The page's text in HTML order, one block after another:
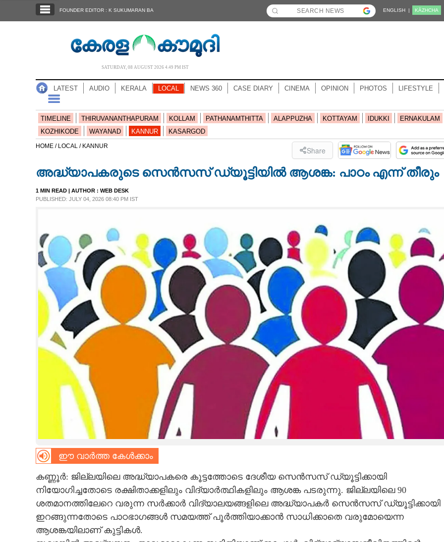
NOTIFIED NEWS
NEWS 360
CASE DIARY
SPIRITUAL
CARTOONS
LITERATURE
FOUNDER EDITOR : K SUKUMARAN BA ENGLISH | KĀZHCHA
SATURDAY, 08 AUGUST 2026 4.49 PM IST
LATEST AUDIO KERALA LOCAL NEWS 360 CASE DIARY CINEMA OPINION PHOTOS LIFESTYLE
TIMELINE THIRUVANANTHAPURAM KOLLAM PATHANAMTHITTA ALAPPUZHA KOTTAYAM IDUKKI
ERNAKULAM
KOZHIKODE
WAYANAD KANNUR KASARGOD
HOME / LOCAL / KANNUR Share
അദ്ധ്യാപകരുടെ സെൻസസ് ഡ്യൂട്ടിയിൽ ആശങ്ക: പാഠം എന്ന് തീരും
1 MIN READ | AUTHOR : WEB DESK
PUBLISHED: JULY 04, 2026 08:40 PM IST
ഈ വാർത്ത കേൾക്കാം
കണ്ണൂർ: ജില്ലയിലെ അദ്ധ്യാപകരെ കൂട്ടത്തോടെ ദേശീയ സെൻസസ് ഡ്യൂട്ടിക്കായി
നിയോഗിച്ചതോടെ രക്ഷിതാക്കളിലും വിദ്യാർത്ഥികളിലും ആശങ്ക പടരുന്നു. ജില്ലയിലെ 90
ശതമാനത്തിലേറെ വരുന്ന സർക്കാർ വിദ്യാലയങ്ങളിലെ അദ്ധ്യാപകർ സെൻസസ് ഡ്യൂട്ടിക്കായി
ഇറങ്ങുന്നതോടെ പാഠഭാഗങ്ങൾ സമയത്ത് പൂർത്തിയാക്കാൻ സാധിക്കാതെ വരുമോയെന്ന
ആശങ്കയിലാണ് കുട്ടികൾ.